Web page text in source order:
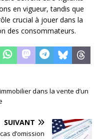
en vigueur, tandis que
crucial à jouer dans la
des consommateurs.
dans la vente d’un
SUIVANT
d’omission